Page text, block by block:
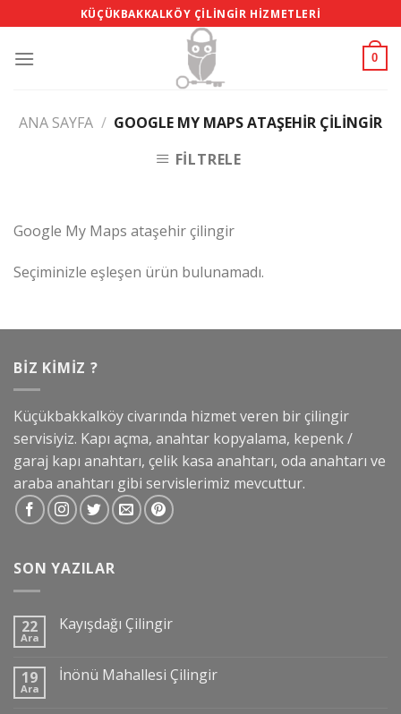
to
content
KÜÇÜKBAKKALKÖY ÇILINGIR HIZMETLERI
0
ANA SAYFA / GOOGLE MY MAPS ATAŞEHIR ÇILINGIR
FILTRELE
Google My Maps ataşehir çilingir
Seçiminizle eşleşen ürün bulunamadı.
BIZ KIMIZ ?
Küçükbakkalköy civarında hizmet veren bir çilingir
servisiyiz. Kapı açma, anahtar kopyalama, kepenk /
garaj kapı anahtarı, çelik kasa anahtarı, oda anahtarı ve
araba anahtarı gibi servislerimiz mevcuttur.
SON YAZILAR
22
Ara
Kayışdağı Çilingir
19
Ara
İnönü Mahallesi Çilingir